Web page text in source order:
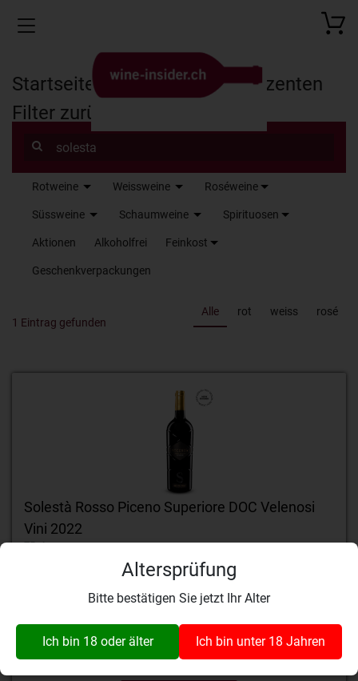
Altersprüfung
Bitte bestätigen Sie jetzt Ihr Alter
Ich bin 18 oder älter Ich bin unter 18 Jahren
Toggle navigation
Startseite Produkte
Produzenten
Filter zurücksetzen
Rotweine Weissweine Roséweine
Süssweine Schaumweine Spirituosen
Aktionen Alkoholfrei Feinkost
Geschenkverpackungen
Alle rot weiss
rosé
1 Eintrag gefunden
Solestà Rosso Piceno Superiore DOC Velenosi
Vini 2022
Velenosi Vini, Ascoli
70% Montepulciano, 30%
im Barrique ausgebaut
Zur Wunschliste
hinzufügen
Details